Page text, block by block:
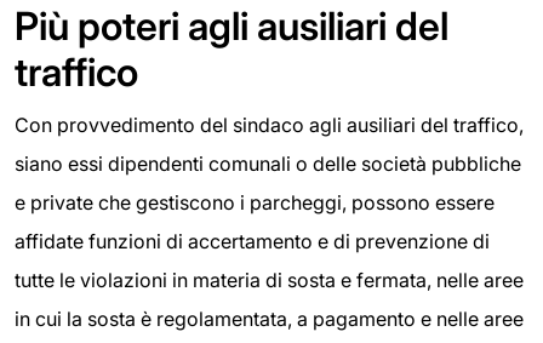
Più poteri agli ausiliari del
traffico
Con provvedimento del sindaco agli ausiliari del traffico,
siano essi dipendenti comunali o delle società pubbliche
e private che gestiscono i parcheggi, possono essere
affidate funzioni di accertamento e di prevenzione di
tutte le violazioni in materia di sosta e fermata, nelle aree
in cui la sosta è regolamentata, a pagamento e nelle aree